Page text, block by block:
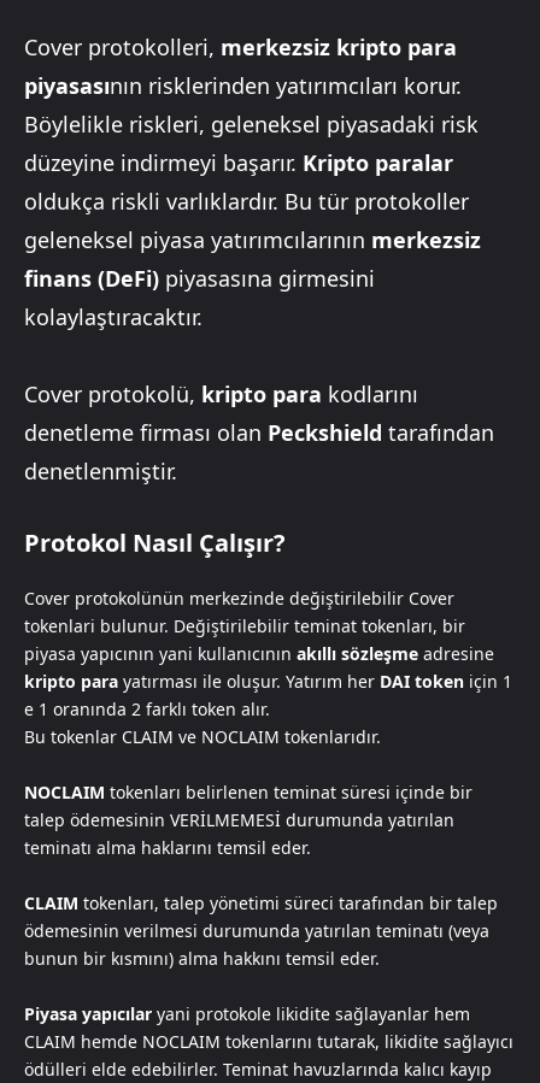
Cover protokolleri, merkezsiz kripto para
piyasasının risklerinden yatırımcıları korur.
Böylelikle riskleri, geleneksel piyasadaki risk
düzeyine indirmeyi başarır. Kripto paralar
oldukça riskli varlıklardır. Bu tür protokoller
geleneksel piyasa yatırımcılarının merkezsiz
finans (DeFi) piyasasına girmesini
kolaylaştıracaktır.
Cover protokolü, kripto para kodlarını
denetleme firması olan Peckshield tarafından
denetlenmiştir.
Protokol Nasıl Çalışır?
Cover protokolünün merkezinde değiştirilebilir Cover
tokenlari bulunur. Değiştirilebilir teminat tokenları, bir
piyasa yapıcının yani kullanıcının akıllı sözleşme adresine
kripto para yatırması ile oluşur. Yatırım her DAI token için 1
e 1 oranında 2 farklı token alır.
Bu tokenlar CLAIM ve NOCLAIM tokenlarıdır.
NOCLAIM tokenları belirlenen teminat süresi içinde bir
talep ödemesinin VERİLMEMESİ durumunda yatırılan
teminatı alma haklarını temsil eder.
CLAIM tokenları, talep yönetimi süreci tarafından bir talep
ödemesinin verilmesi durumunda yatırılan teminatı (veya
bunun bir kısmını) alma hakkını temsil eder.
Piyasa yapıcılar yani protokole likidite sağlayanlar hem
CLAIM hemde NOCLAIM tokenlarını tutarak, likidite sağlayıcı
ödülleri elde edebilirler. Teminat havuzlarında kalıcı kayıp